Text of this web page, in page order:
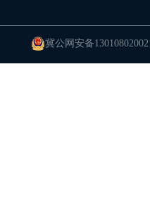
冀公网安备